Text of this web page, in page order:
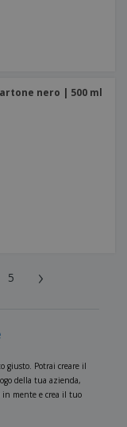
nero | 500 ml
5 ›
giusto. Potrai creare il
della tua azienda,
in mente e crea il tuo